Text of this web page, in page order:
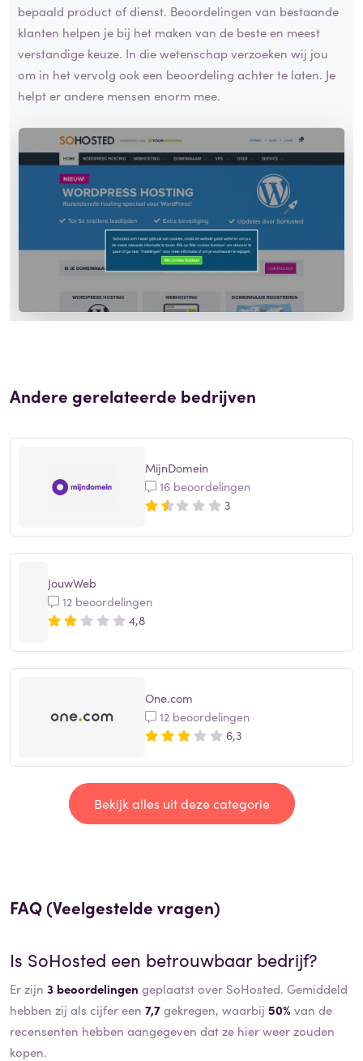
bepaald product of dienst. Beoordelingen van bestaande
klanten helpen je bij het maken van de beste en meest
verstandige keuze. In die wetenschap verzoeken wij jou
om in het vervolg ook een beoordeling achter te laten. Je
helpt er andere mensen enorm mee.
Andere gerelateerde bedrijven
MijnDomein
16 beoordelingen
3
One.com
12 beoordelingen
6,3
Bekijk alles uit deze categorie
FAQ (Veelgestelde vragen)
Is SoHosted een betrouwbaar bedrijf?
Er zijn 3 beoordelingen geplaatst over SoHosted. Gemiddeld
hebben zij als cijfer een 7,7gekregen, waarbij 50% van de
recensenten hebben aangegeven dat ze hier weer zouden
kopen.